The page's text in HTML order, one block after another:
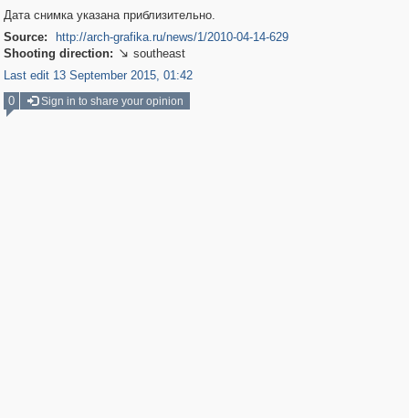
Дата снимка указана приблизительно.
Source:
http://arch-grafika.ru/news/1/2010-04-14-629
Shooting direction:  southeast
Last edit 13 September 2015, 01:42
0
Sign in to share your opinion